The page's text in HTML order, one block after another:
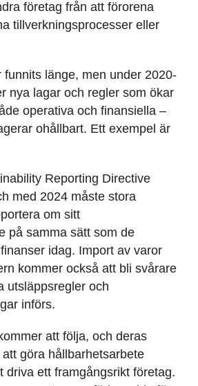
företag från att förorena
tillverkningsprocesser eller
funnits länge, men under 2020-
nya lagar och regler som ökar
operativa och finansiella –
ohållbart. Ett exempel är
Reporting Directive
med 2024 måste stora
om sitt
på samma sätt som de
idag. Import av varor
kommer också att bli svårare
utsläppsregler och
införs.
att följa, och deras
göra hållbarhetsarbete
driva ett framgångsrikt företag.